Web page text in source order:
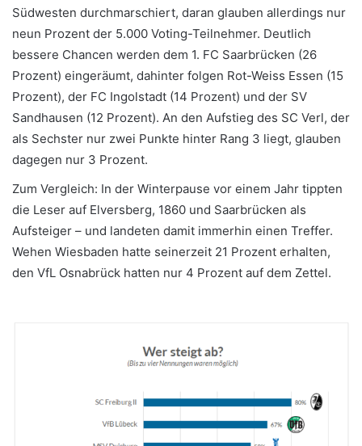
Südwesten durchmarschiert, daran glauben allerdings nur
neun Prozent der 5.000 Voting-Teilnehmer. Deutlich
bessere Chancen werden dem 1. FC Saarbrücken (26
Prozent) eingeräumt, dahinter folgen Rot-Weiss Essen (15
Prozent), der FC Ingolstadt (14 Prozent) und der SV
Sandhausen (12 Prozent). An den Aufstieg des SC Verl, der
als Sechster nur zwei Punkte hinter Rang 3 liegt, glauben
dagegen nur 3 Prozent.
Zum Vergleich: In der Winterpause vor einem Jahr tippten
die Leser auf Elversberg, 1860 und Saarbrücken als
Aufsteiger – und landeten damit immerhin einen Treffer.
Wehen Wiesbaden hatte seinerzeit 21 Prozent erhalten,
den VfL Osnabrück hatten nur 4 Prozent auf dem Zettel.